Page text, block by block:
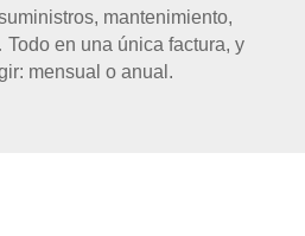
mantenimiento,
en una única factura, y
mensual o anual.